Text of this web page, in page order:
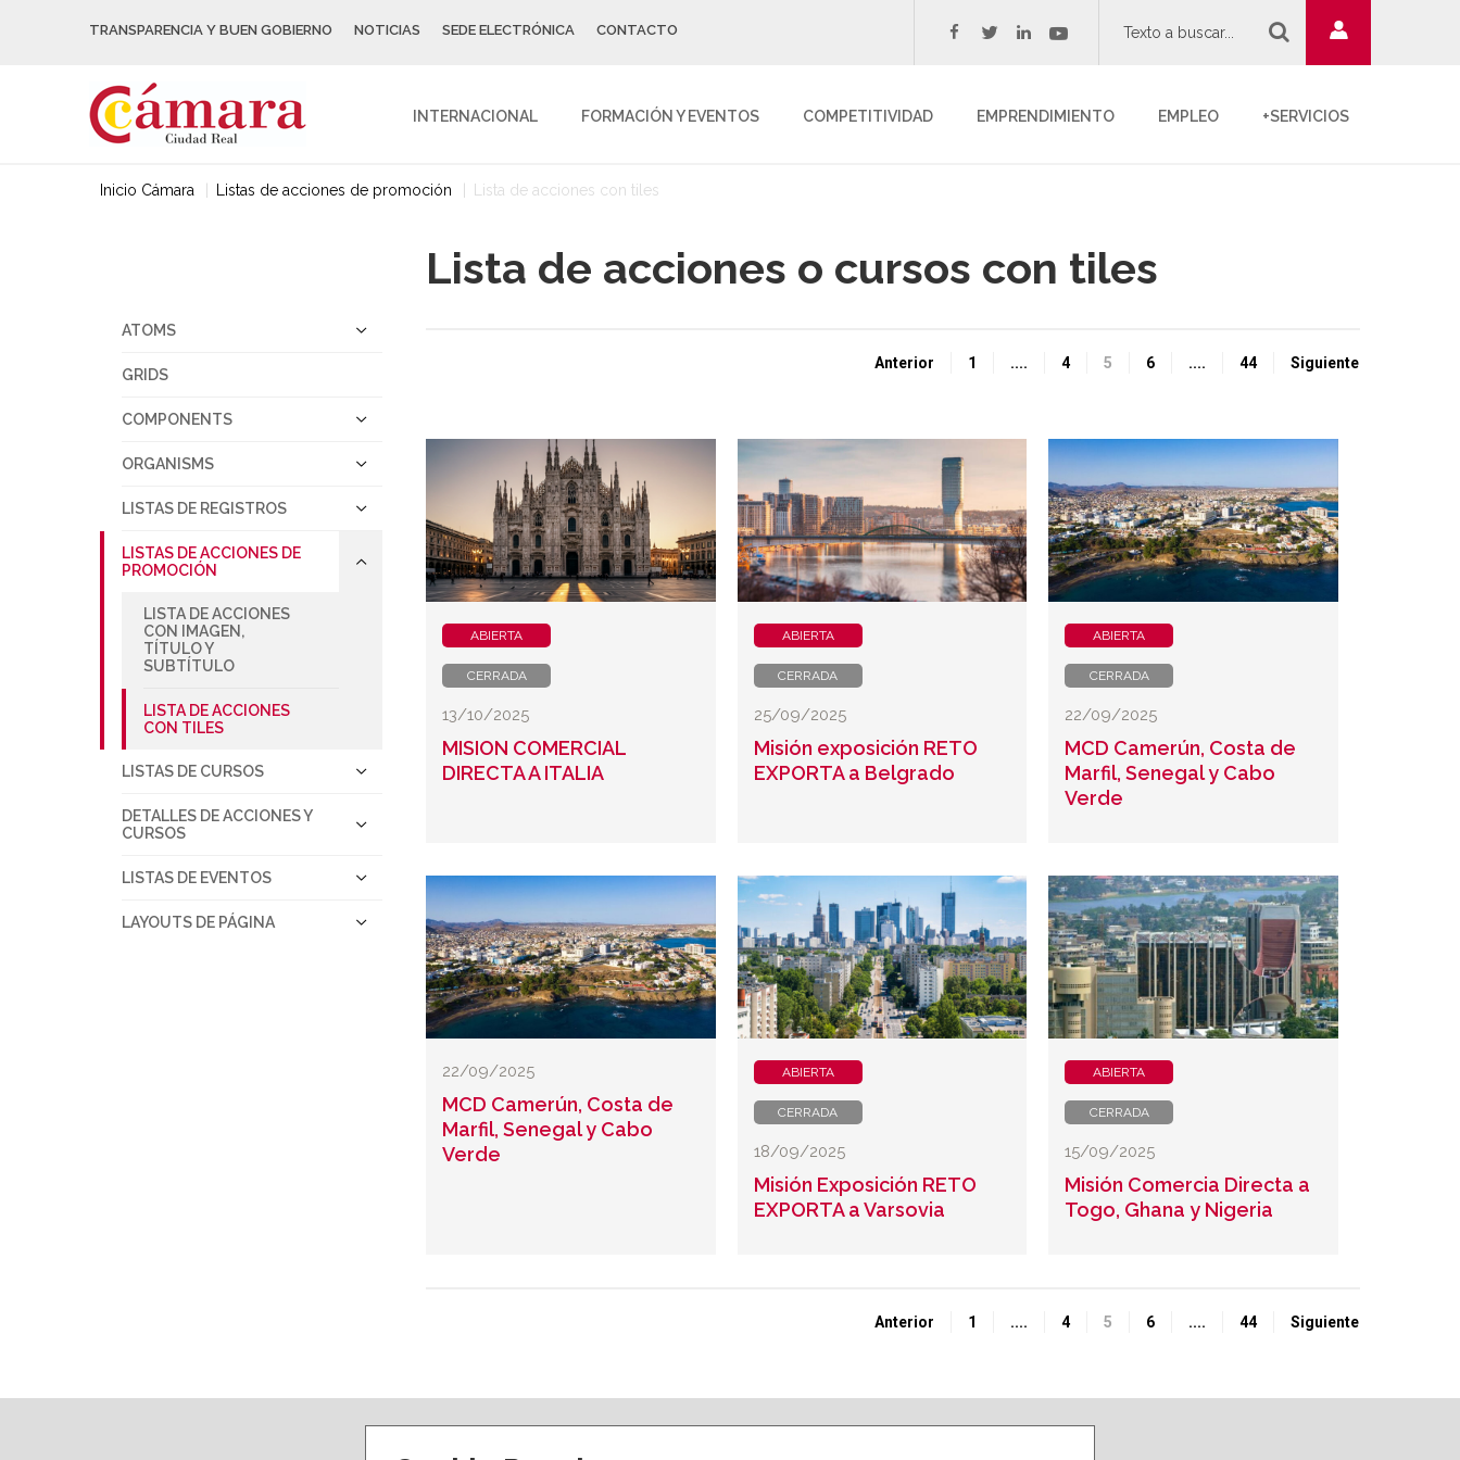
TRANSPARENCIA Y BUEN GOBIERNO NOTICIAS SEDE ELECTRÓNICA CONTACTO facebook
twitterlinkedinyoutube
INTERNACIONAL FORMACIÓN Y EVENTOS COMPETITIVIDAD EMPRENDIMIENTO EMPLEO +SERVICIOS
Inicio Cámara Listas de acciones de promoción Lista de acciones con tiles
ATOMS
GRIDS
COMPONENTS
ORGANISMS
LISTAS DE REGISTROS
LISTAS DE ACCIONES DE
PROMOCIÓN
LISTA DE ACCIONES
CON IMAGEN,
TÍTULO Y
SUBTÍTULO
LISTA DE ACCIONES
CON TILES
LISTAS DE CURSOS
DETALLES DE ACCIONES Y
CURSOS
LISTAS DE EVENTOS
LAYOUTS DE PÁGINA
Lista de acciones o cursos con tiles
Anterior 1 .... 4 5 6 .... 44 Siguiente
ABIERTA
CERRADA
13/10/2025
MISION COMERCIAL
DIRECTA A ITALIA
ABIERTA
CERRADA
25/09/2025
Misión exposición RETO
EXPORTA a Belgrado
ABIERTA
CERRADA
22/09/2025
MCD Camerún, Costa de
Marfil, Senegal y Cabo
Verde
22/09/2025
MCD Camerún, Costa de
Marfil, Senegal y Cabo
Verde
ABIERTA
CERRADA
18/09/2025
Misión Exposición RETO
EXPORTA a Varsovia
ABIERTA
CERRADA
15/09/2025
Misión Comercia Directa a
Togo, Ghana y Nigeria
Anterior 1 .... 4 5 6 .... 44 Siguiente